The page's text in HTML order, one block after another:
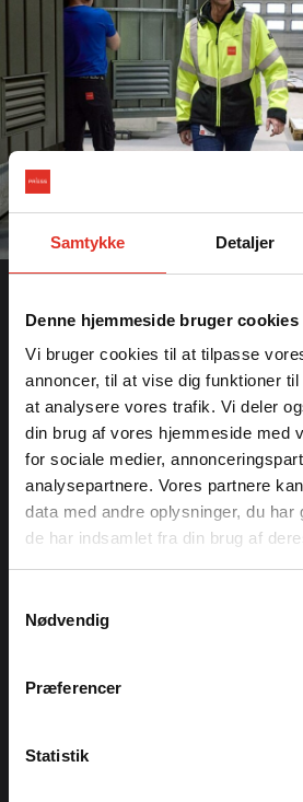
Samtykke Detaljer
Denne hjemmeside bruger cookies
Vi bruger cookies til at tilpasse
annoncer, til at vise dig funktioner
at analysere vores trafik. Vi deler
din brug af vores hjemmeside med
for sociale medier,
analysepartnere. Vores partnere
data med andre oplysninger, du har
de har indsamlet fra din brug af
Nødvendig
Præferencer
Statistik
Kontaktoplysninger:
PRIESS A/S
+45 9744 1011
salg@priess.dk
Kontor & produktion
Sevelvej 51
DK-7830 Vinderup
Produktion
Mørupvej 33
DK-7400 Herning
CVR: 12279000
Tel.:+45 9744 1011